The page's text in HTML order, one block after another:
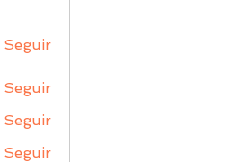
Seguir
Seguir
Seguir
Seguir